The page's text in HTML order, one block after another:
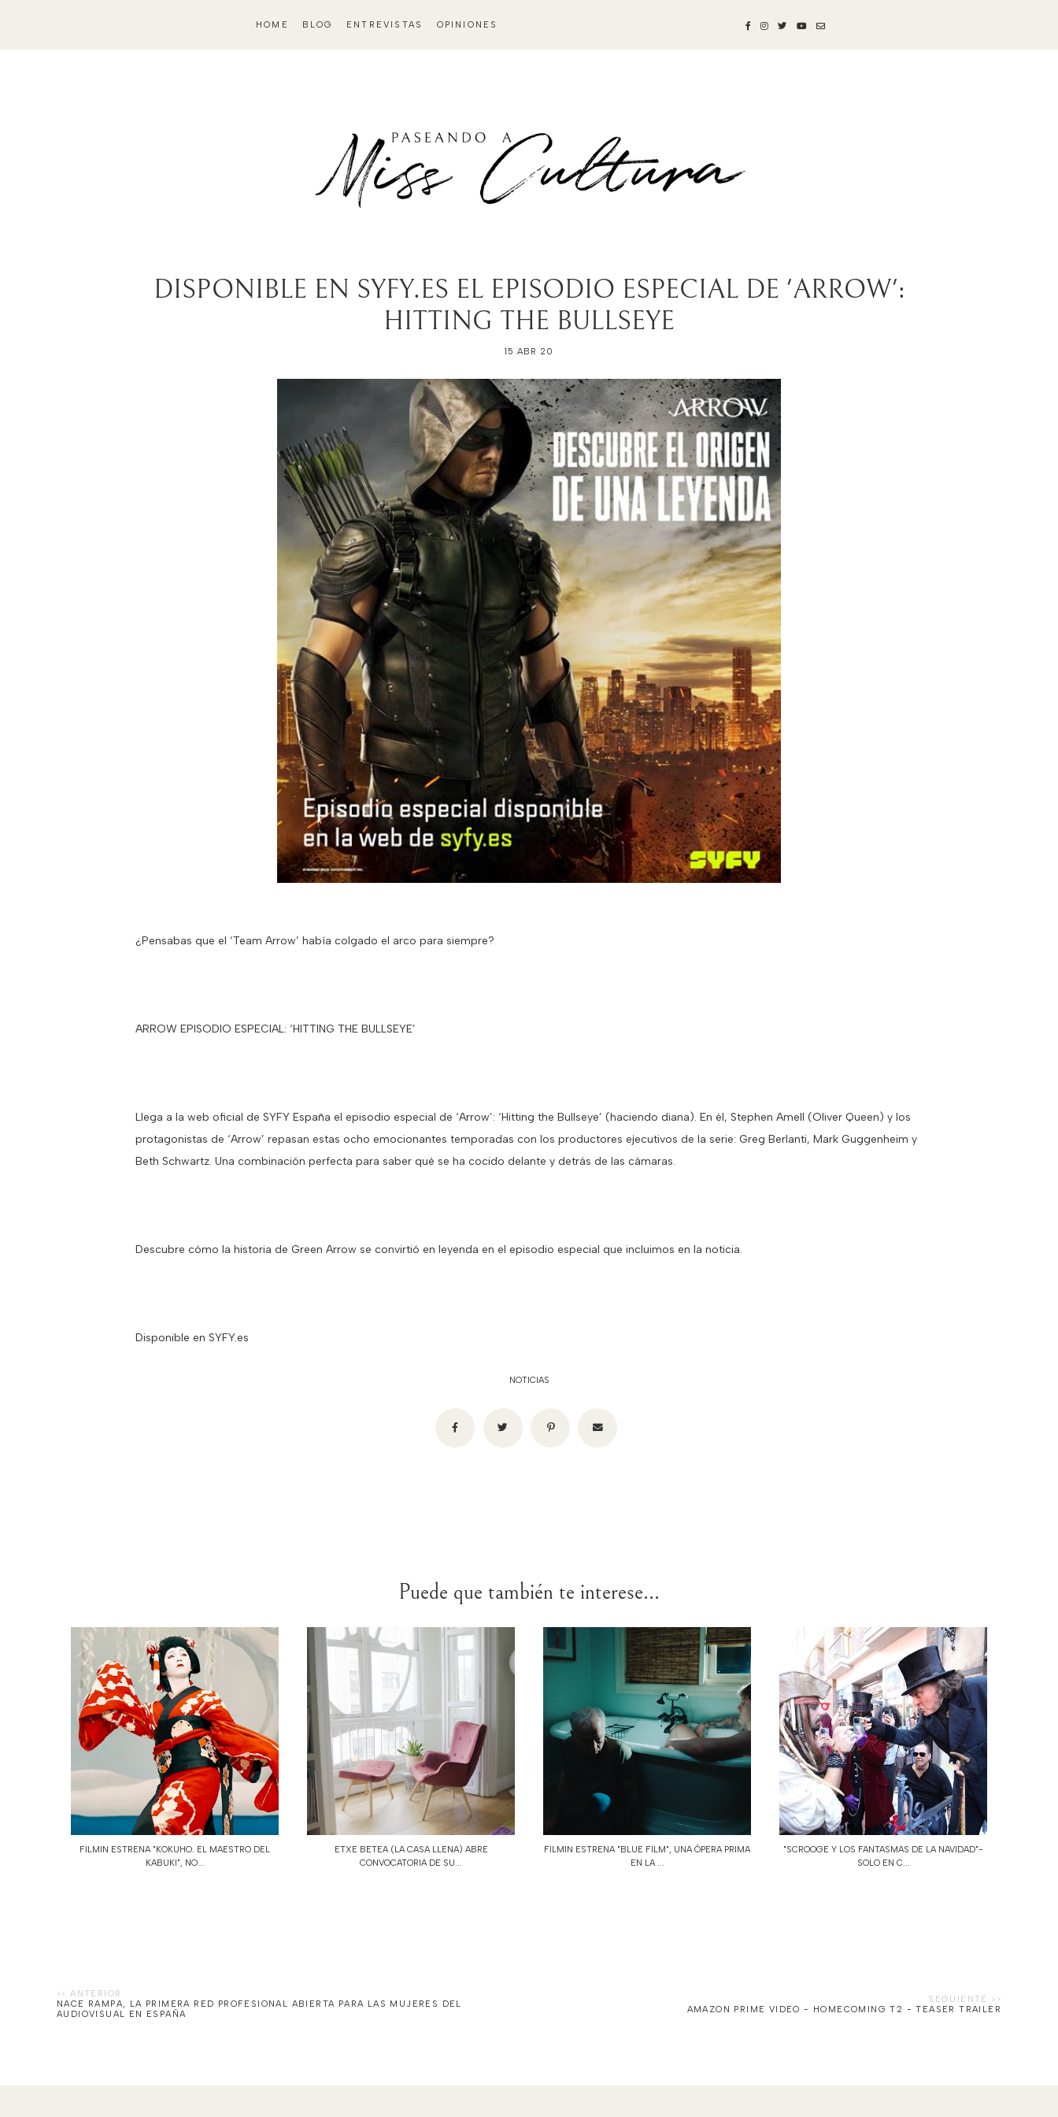
HOME BLOG ENTREVISTAS OPINIONES
DISPONIBLE EN SYFY.ES EL EPISODIO ESPECIAL DE 'ARROW':
HITTING THE BULLSEYE
15 ABR 20
¿Pensabas que el ‘Team Arrow’ había colgado el arco para siempre?
ARROW EPISODIO ESPECIAL: ‘HITTING THE BULLSEYE’
Llega a la web oficial de SYFY España el episodio especial de ‘Arrow’: ‘Hitting the Bullseye’ (haciendo diana). En él, Stephen Amell (Oliver Queen) y los
protagonistas de ‘Arrow’ repasan estas ocho emocionantes temporadas con los productores ejecutivos de la serie: Greg Berlanti, Mark Guggenheim y
Beth Schwartz. Una combinación perfecta para saber qué se ha cocido delante y detrás de las cámaras.
Descubre cómo la historia de Green Arrow se convirtió en leyenda en el episodio especial que incluimos en la noticia.
Disponible en SYFY.es
NOTICIAS
Puede que también te interese...
FILMIN ESTRENA "KOKUHO. EL MAESTRO DEL
KABUKI", NO...
ETXE BETEA (LA CASA LLENA) ABRE
CONVOCATORIA DE SU...
FILMIN ESTRENA "BLUE FILM", UNA ÓPERA PRIMA
EN LA ...
"SCROOGE Y LOS FANTASMAS DE LA NAVIDAD"-
SOLO EN C...
NACE RAMPA, LA PRIMERA RED PROFESIONAL ABIERTA PARA LAS MUJERES DEL
AUDIOVISUAL EN ESPAÑA
AMAZON PRIME VIDEO - HOMECOMING T2 - TEASER TRAILER